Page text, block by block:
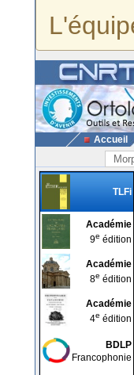
Accueil
TLFi
Académie
9e édition
Académie
8e édition
Académie
4e édition
BDLP
Francophonie